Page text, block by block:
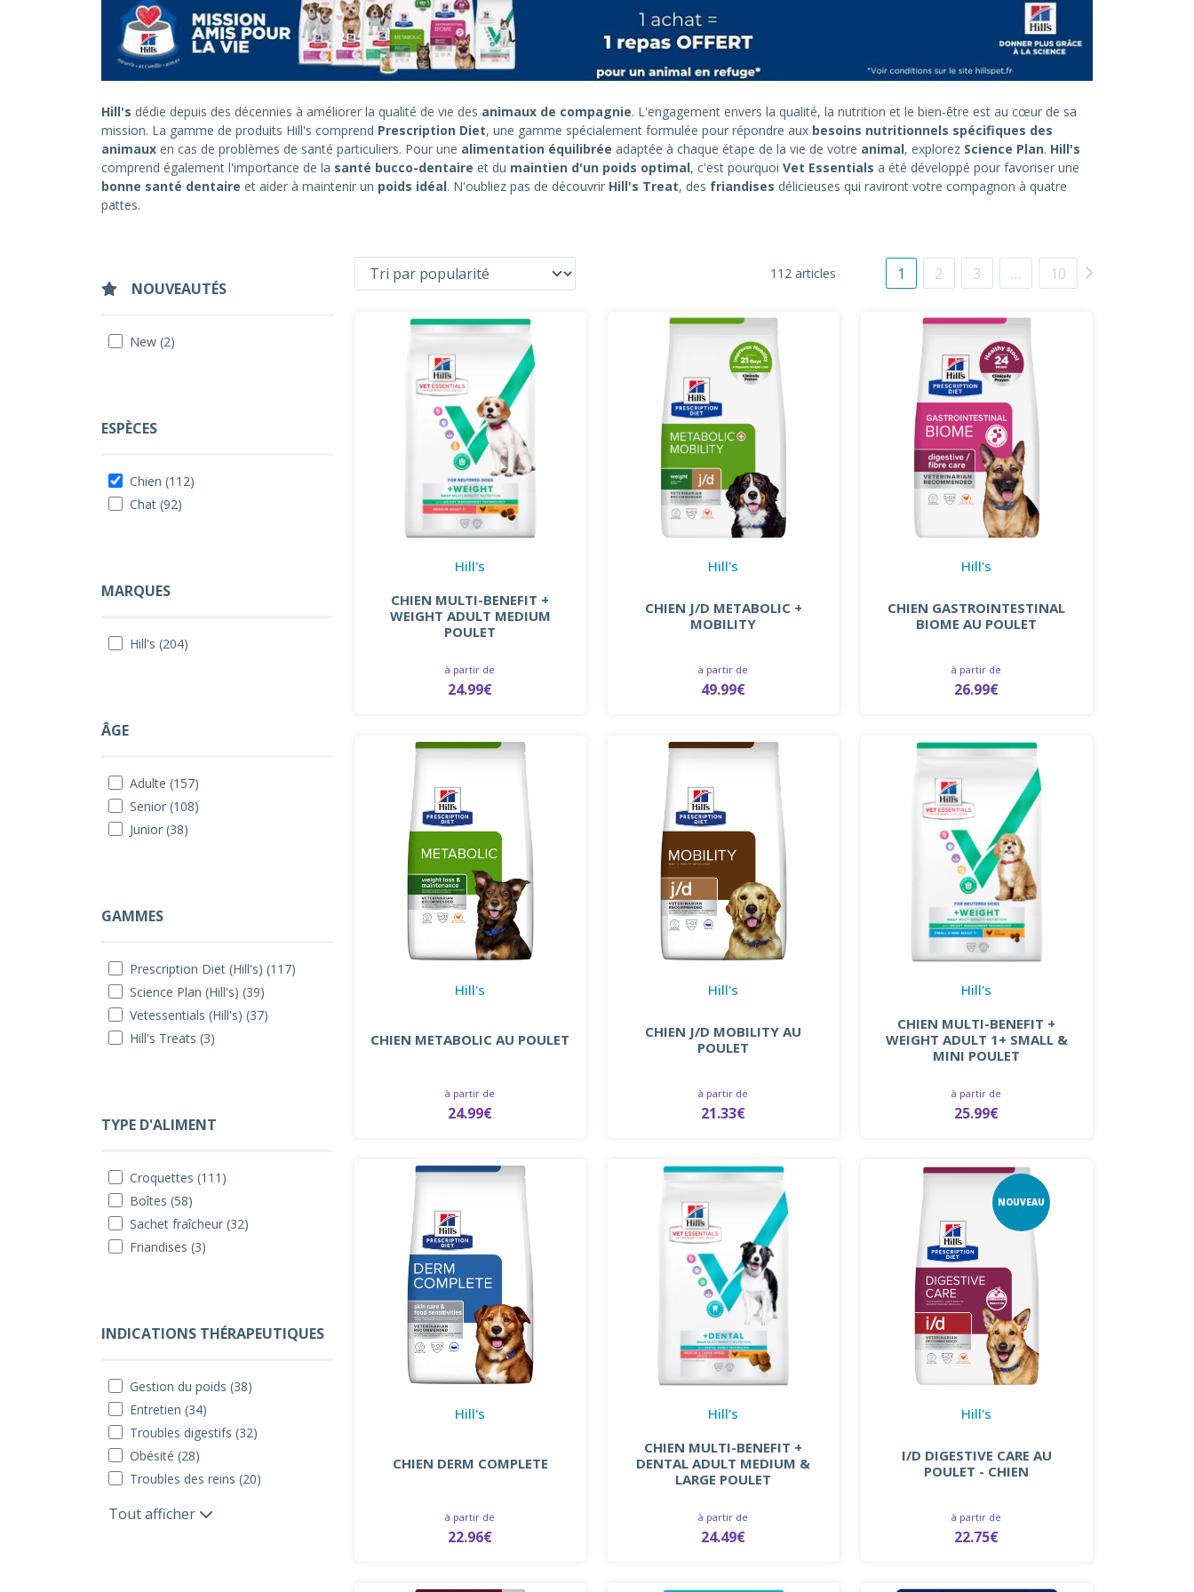
Hill's dédie depuis des décennies à améliorer la qualité de vie des animaux de compagnie. L'engagement envers la qualité, la nutrition et le bien-être est au cœur de sa
mission. La gamme de produits Hill's comprend Prescription Diet, une gamme spécialement formulée pour répondre aux besoins nutritionnels spécifiques des
animaux en cas de problèmes de santé particuliers. Pour une alimentation équilibrée adaptée à chaque étape de la vie de votre animal, explorez Science Plan. Hill's
comprend également l'importance de la santé bucco-dentaire et du maintien d'un poids optimal, c'est pourquoi Vet Essentials a été développé pour favoriser une
bonne santé dentaire et aider à maintenir un poids idéal. N'oubliez pas de découvrir Hill's Treat, des friandises délicieuses qui raviront votre compagnon à quatre
pattes.
NOUVEAUTÉS
New (2)
ESPÈCES
Chien (112)
Chat (92)
MARQUES
Hill's (204)
ÂGE
Adulte (157)
Senior (108)
Junior (38)
GAMMES
Prescription Diet (Hill's) (117)
Science Plan (Hill's) (39)
Vetessentials (Hill's) (37)
Hill's Treats (3)
TYPE D'ALIMENT
Croquettes (111)
Boîtes (58)
Sachet fraîcheur (32)
Friandises (3)
INDICATIONS THÉRAPEUTIQUES
Gestion du poids (38)
Entretien (34)
Troubles digestifs (32)
Obésité (28)
Troubles des reins (20)
Tout afficher
112 articles 1 2 3 … 10
Hill's
CHIEN MULTI-BENEFIT +
WEIGHT ADULT MEDIUM
POULET
à partir de
24.99€
Hill's
CHIEN J/D METABOLIC +
MOBILITY
à partir de
49.99€
Hill's
CHIEN GASTROINTESTINAL
BIOME AU POULET
à partir de
26.99€
Hill's
CHIEN METABOLIC AU POULET
à partir de
24.99€
Hill's
CHIEN J/D MOBILITY AU
POULET
à partir de
21.33€
Hill's
CHIEN MULTI-BENEFIT +
WEIGHT ADULT 1+ SMALL &
MINI POULET
à partir de
25.99€
Hill's
CHIEN DERM COMPLETE
à partir de
22.96€
Hill's
CHIEN MULTI-BENEFIT +
DENTAL ADULT MEDIUM &
LARGE POULET
à partir de
24.49€
NOUVEAU
Hill's
I/D DIGESTIVE CARE AU
POULET - CHIEN
à partir de
22.75€